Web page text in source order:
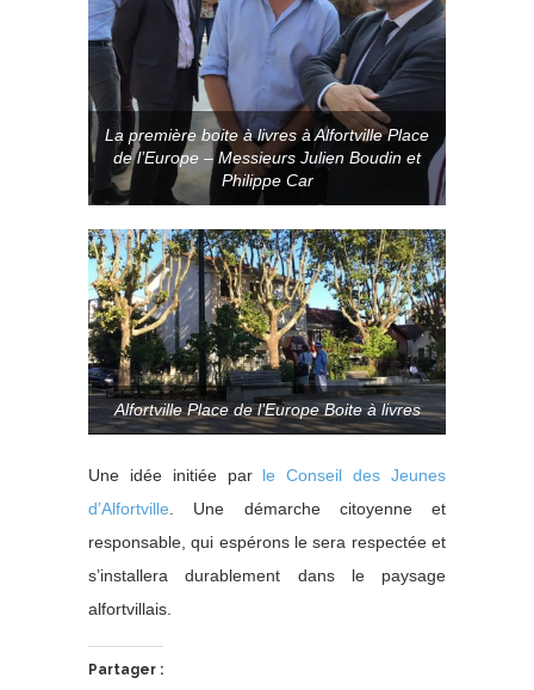
La première boite à livres à Alfortville Place
de l’Europe – Messieurs Julien Boudin et
Philippe Car
Alfortville Place de l’Europe Boite à livres
Une idée initiée par le Conseil des Jeunes
d’Alfortville . Une démarche citoyenne et
responsable, qui espérons le sera respectée et
s’installera durablement dans le paysage
alfortvillais.
Partager :